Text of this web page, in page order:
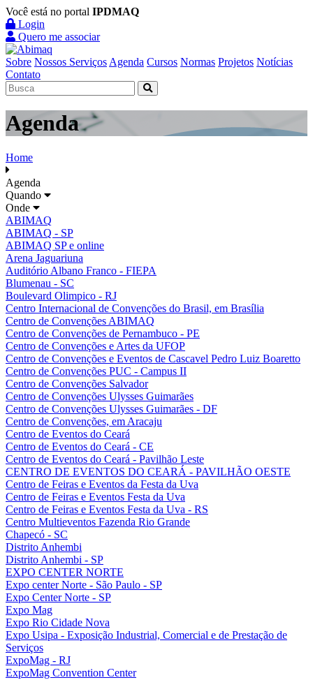
Você está no portal IPDMAQ
Login
Quero me associar
Sobre Nossos Serviços Agenda Cursos Normas Projetos Notícias
Contato
Agenda
Home
Agenda
Quando
Onde
ABIMAQ
ABIMAQ - SP
ABIMAQ SP e online
Arena Jaguariuna
Auditório Albano Franco - FIEPA
Blumenau - SC
Boulevard Olimpico - RJ
Centro Internacional de Convenções do Brasil, em Brasília
Centro de Convenções ABIMAQ
Centro de Convenções de Pernambuco - PE
Centro de Convenções e Artes da UFOP
Centro de Convenções e Eventos de Cascavel Pedro Luiz Boaretto
Centro de Convenções PUC - Campus II
Centro de Convenções Salvador
Centro de Convenções Ulysses Guimarães
Centro de Convenções Ulysses Guimarães - DF
Centro de Convenções, em Aracaju
Centro de Eventos do Ceará
Centro de Eventos do Ceará - CE
Centro de Eventos do Ceará - Pavilhão Leste
CENTRO DE EVENTOS DO CEARÁ - PAVILHÃO OESTE
Centro de Feiras e Eventos da Festa da Uva
Centro de Feiras e Eventos Festa da Uva
Centro de Feiras e Eventos Festa da Uva - RS
Centro Multieventos Fazenda Rio Grande
Chapecó - SC
Distrito Anhembi
Distrito Anhembi - SP
EXPO CENTER NORTE
Expo center Norte - São Paulo - SP
Expo Center Norte - SP
Expo Mag
Expo Rio Cidade Nova
Expo Usipa - Exposição Industrial, Comercial e de Prestação de
Serviços
ExpoMag - RJ
ExpoMag Convention Center